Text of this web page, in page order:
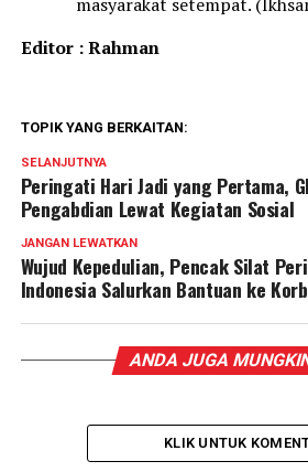
Editor : Rahman
TOPIK YANG BERKAITAN:
SELANJUTNYA
Peringati Hari Jadi yang Pertama,
Pengabdian Lewat Kegiatan Sosial
JANGAN LEWATKAN
Wujud Kepedulian, Pencak Silat
Indonesia Salurkan Bantuan ke
ANDA JUGA
KLIK UNTUK